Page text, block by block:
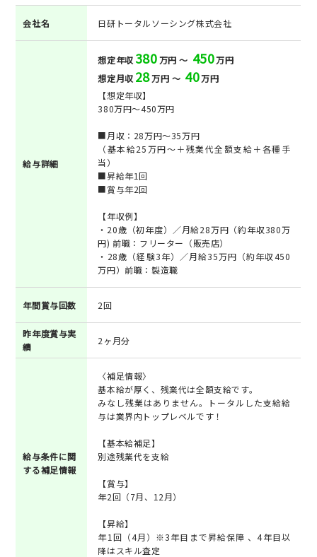
会社名 日研トータルソーシング株式会社
給与詳細
想定年収380万円 ～ 450万円
想定月収 28万円 ～ 40万円
【想定年収】
380万円～450万円
■月収：28万円～35万円
（基本給25万円～＋残業代全額支給＋各種手
当）
■昇給年1回
■賞与年2回
【年収例】
・20歳（初年度）／月給28万円（約年収380万
円) 前職：フリーター（販売店）
・28歳（経験3年）／月給35万円（約年収450
万円）前職：製造職
年間賞与回数 2回
昨年度賞与実
績
2ヶ月分
給与条件に関
する補足情報
〈補足情報〉
基本給が厚く、残業代は全額支給です。
みなし残業はありません。トータルした支給給
与は業界内トップレベルです！
【基本給補足】
別途残業代を支給
【賞与】
年2回（7月、12月）
【昇給】
年1回（4月）※3年目まで昇給保障 、4年目以
降はスキル査定